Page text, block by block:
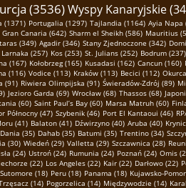
(3536)Wyspy Kanaryjskie
(1371) Portugalia (1297) Tajlandia (1164) Ayia Napa
Gran Canaria (642) Sharm el Sheikh (586) Mauritius
(349) Agadir (346) Stany Zjednoczone (342)
Larnaka (257) Kos (253) St. Julians (252) Bodrum (237)
(167) Kołobrzeg (165) Kusadasi (162) Cancun (160)
(116) Vodice (113) Kraków (113) Becici (112)
(91) Riwiera Olimpijska (91) Świeradów-Zdrój (89)
Jezioro Garda (69) Wrocław (68) Thassos (68)
(60) Saint Paul’s Bay (60) Marsa Matruh (60)
Północny (47) Szybenik (46) Port El Kantaoui (46)
(41) Balaton (41) Dźwirzyno (40) Aruba (40)
Dania (35) Dahab (35) Batumi (35) Trentino (34)
(30) Wiedeń (29) Valletta (29) Szczawnica (28)
(24) Ustroń (24) Rumunia (24) Poznań (24) Omis
(22) Los Angeles (22) Kair (22) Darłowo (22)
Sutomore (18) Peru (18) Panama (18) Kujawsko-
(14) Pogorzelica (14) Międzywodzie (14)